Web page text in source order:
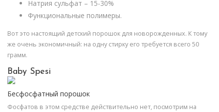
Натрия сульфат – 15-30%
Функциональные полимеры.
Вот это настоящий детский порошок для новорожденных. К тому
же очень экономичный: на одну стирку его требуется всего 50
грамм.
Baby Spesi
Бесфосфатный порошок
Фосфатов в этом средстве действительно нет, посмотрим на